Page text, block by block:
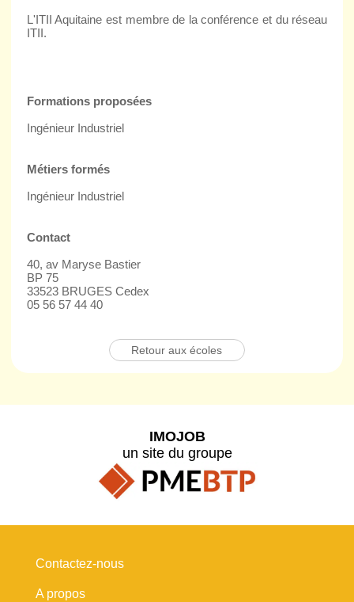
L'ITII Aquitaine est membre de la conférence et du réseau
ITII.
Formations proposées
Ingénieur Industriel
Métiers formés
Ingénieur Industriel
Contact
40, av Maryse Bastier
BP 75
33523 BRUGES Cedex
05 56 57 44 40
Retour aux écoles
IMOJOB
un site du groupe
Contactez-nous
A propos